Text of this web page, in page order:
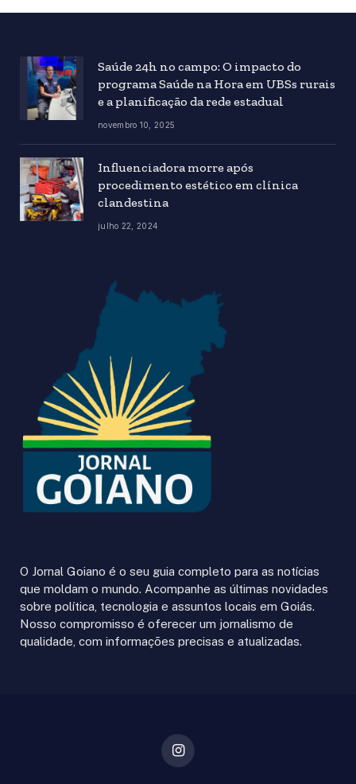
Saúde 24h no campo: O impacto do
programa Saúde na Hora em UBSs rurais
e a planificação da rede estadual
novembro 10, 2025
Influenciadora morre após
procedimento estético em clínica
clandestina
julho 22, 2024
O Jornal Goiano é o seu guia completo para as notícias
que moldam o mundo. Acompanhe as últimas novidades
sobre política, tecnologia e assuntos locais em Goiás.
Nosso compromisso é oferecer um jornalismo de
qualidade, com informações precisas e atualizadas.
Instagram